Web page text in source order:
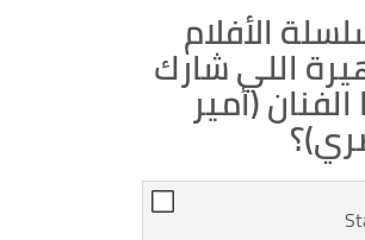
الأفلام
اللي شارك
(أمير